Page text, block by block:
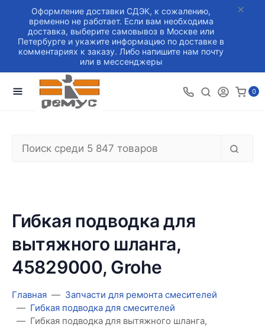
Оформление доставки СДЭК, к сожалению,
временно не работает. Если вам необходима
доставка, выберите самовывоз в Москве или
Петербурге и укажите информацию по доставке в
комментариях к заказу. Либо напишите нам почту
или в мессенджеры
0
Гибкая подводка для
вытяжного шланга,
45829000, Grohe
Главная
Запчасти для ремонта смесителей
Гибкая подводка для смесителей
Гибкая подводка для вытяжного шланга,